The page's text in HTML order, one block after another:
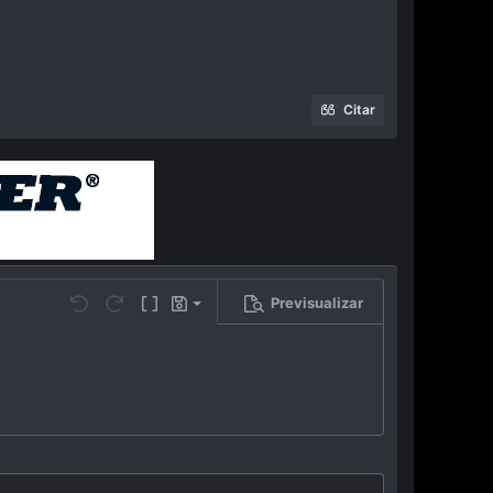
Citar
Undo Redo Toggle BB code
Borradores
Guardar borrador
Previsualizar